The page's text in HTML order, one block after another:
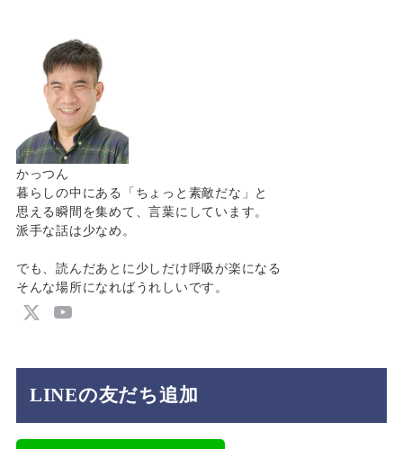
かっつん
暮らしの中にある「ちょっと素敵だな」と
思える瞬間を集めて、言葉にしています。
派手な話は少なめ。
でも、読んだあとに少しだけ呼吸が楽になる
そんな場所になればうれしいです。
LINEの友だち追加